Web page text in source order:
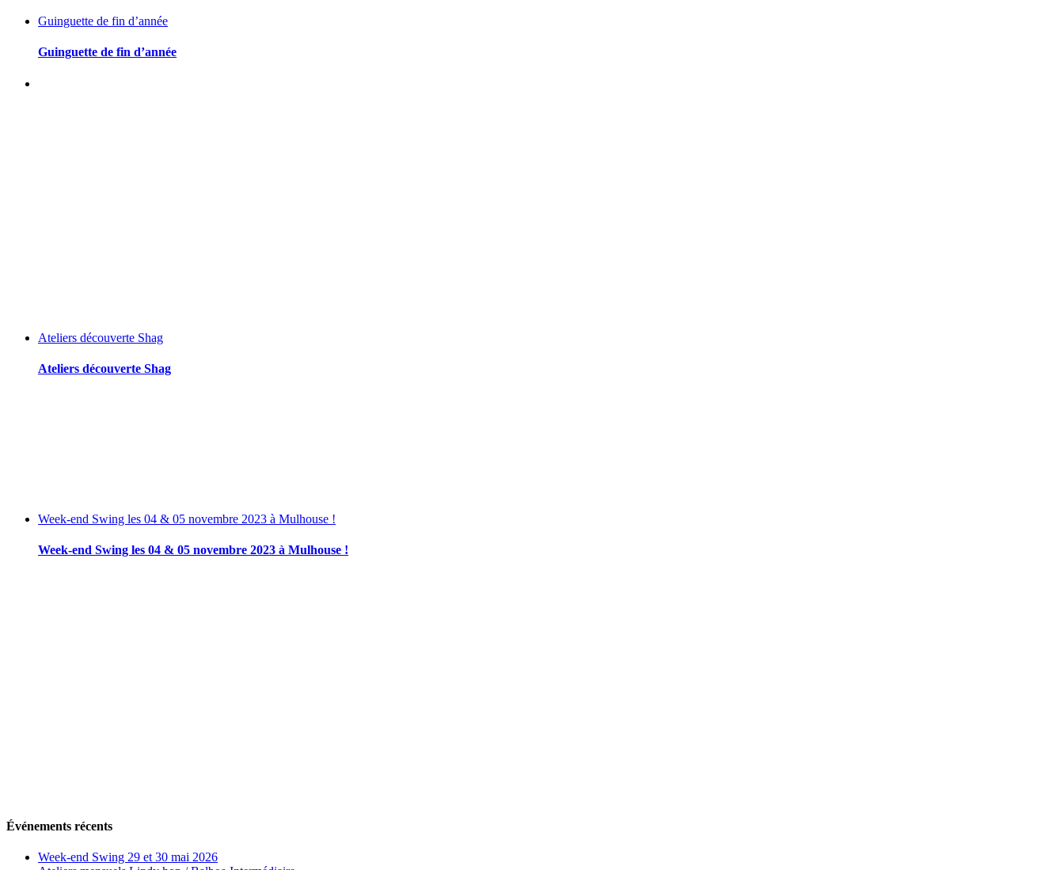
Guinguette de fin d’année
Guinguette de fin d’année
Ateliers découverte Shag
Ateliers découverte Shag
Week-end Swing les 04 & 05 novembre 2023 à Mulhouse !
Week-end Swing les 04 & 05 novembre 2023 à Mulhouse !
Événements récents
Week-end Swing 29 et 30 mai 2026